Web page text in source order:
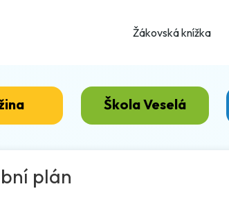
Žákovská knížka
Škola Veselá
plán